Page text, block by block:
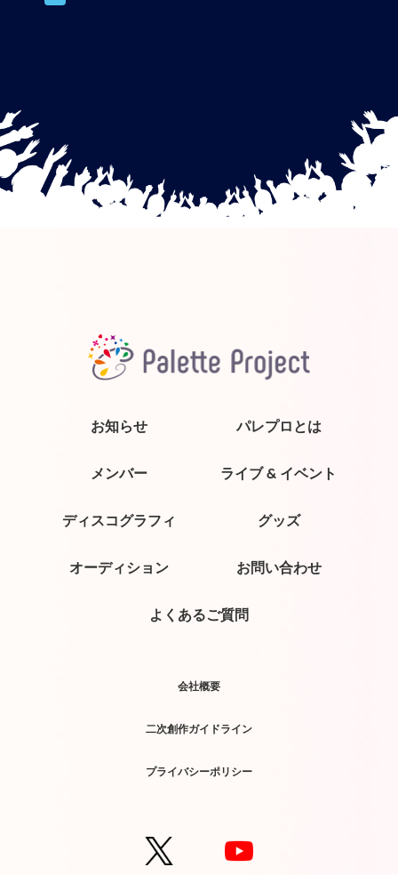
お知らせ パレプロとは
メンバー ライブ & イベント
ディスコグラフィ グッズ
オーディション お問い合わせ
よくあるご質問
会社概要
二次創作ガイドライン
プライバシーポリシー